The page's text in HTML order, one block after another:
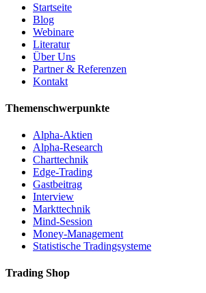
Startseite
Blog
Webinare
Literatur
Über Uns
Partner & Referenzen
Kontakt
Themenschwerpunkte
Alpha-Aktien
Alpha-Research
Charttechnik
Edge-Trading
Gastbeitrag
Interview
Markttechnik
Mind-Session
Money-Management
Statistische Tradingsysteme
Trading Shop